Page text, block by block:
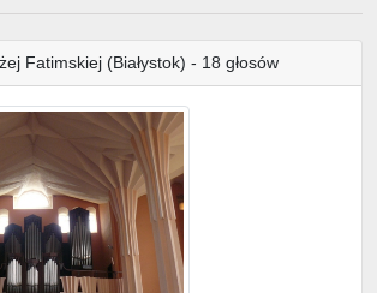
Fatimskiej (Białystok) - 18 głosów